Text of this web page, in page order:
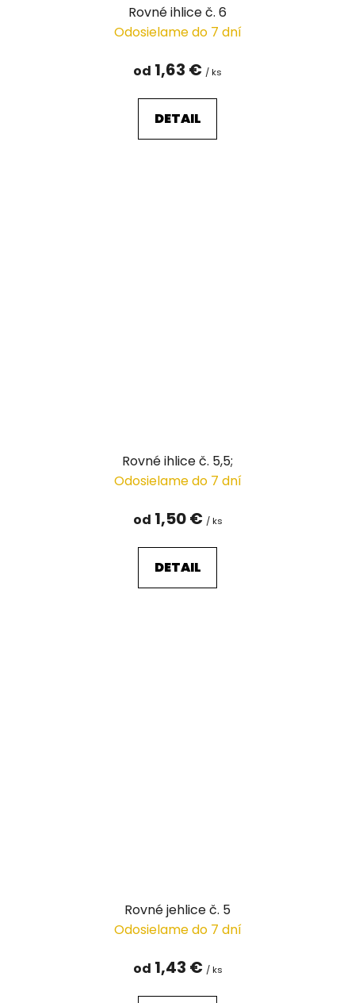
Rovné ihlice č. 6
Odosielame do 7 dní
od 1,63 € / ks
DETAIL
Rovné ihlice č. 5,5;
Odosielame do 7 dní
od 1,50 € / ks
DETAIL
Rovné jehlice č. 5
Odosielame do 7 dní
od 1,43 € / ks